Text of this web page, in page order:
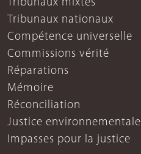
Tribunaux mixtes
Tribunaux nationaux
Compétence universelle
Commissions vérité
Réparations
Mémoire
Réconciliation
Justice environnementale
Impasses pour la justice